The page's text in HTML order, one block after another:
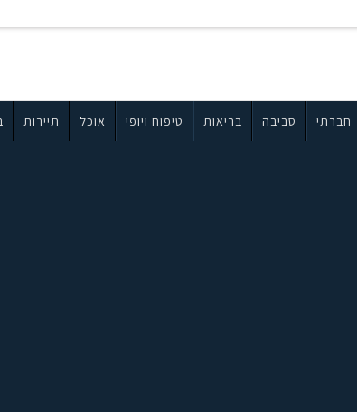
חברתי סביבה בריאות טיפוח ויופי אוכל תיירות